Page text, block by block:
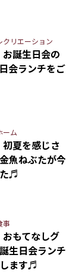
クリエーション
お誕生日会の
会ランチをご
ーム
初夏を感じさ
魚ねぶたが今
♬
事
おもてなしグ
生日会ランチ
ます♬